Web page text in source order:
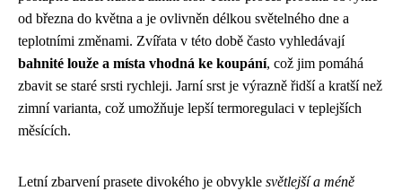
od března do května a je ovlivněn délkou světelného dne a
teplotními změnami. Zvířata v této době často vyhledávají
bahnité louže a místa vhodná ke koupání, což jim pomáhá
zbavit se staré srsti rychleji. Jarní srst je výrazně řidší a kratší než
zimní varianta, což umožňuje lepší termoregulaci v teplejších
měsících.
Letní zbarvení prasete divokého je obvykle světlejší a méně